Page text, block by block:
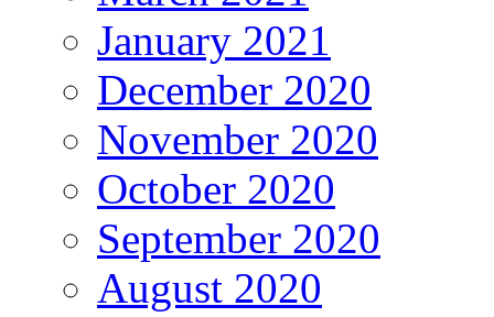
January 2021
December 2020
November 2020
October 2020
September 2020
August 2020